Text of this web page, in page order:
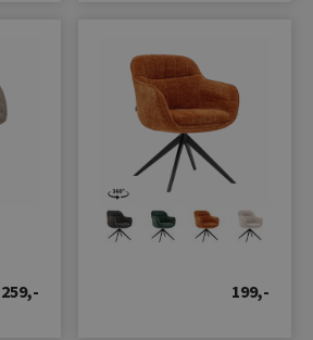
259,- 199,-